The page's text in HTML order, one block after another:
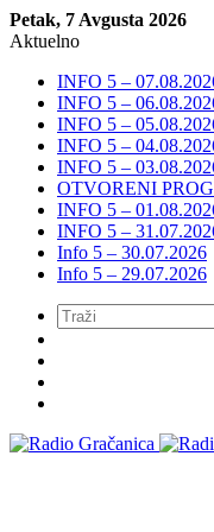
Petak, 7 Avgusta 2026
Aktuelno
INFO 5 –
INFO 5 –
INFO 5 –
INFO 5 –
INFO 5 –
OTVORENI
INFO 5 –
INFO 5 –
Info 5 – 30.07.2026
Info 5 – 29.07.2026
Meni